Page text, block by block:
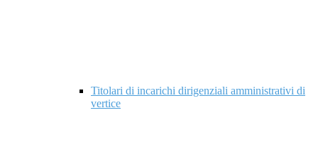
Titolari di incarichi dirigenziali amministrativi di
vertice